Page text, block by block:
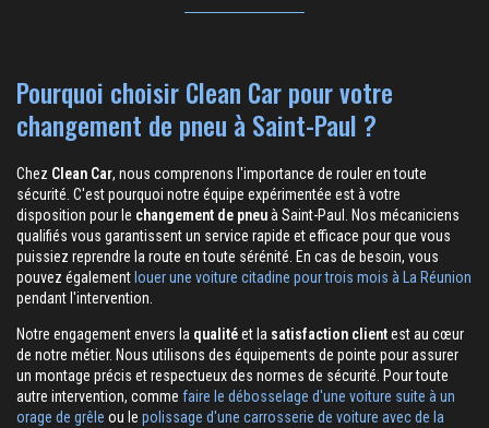
Pourquoi choisir Clean Car pour votre
changement de pneu à Saint-Paul ?
Chez Clean Car, nous comprenons l'importance de rouler en toute
sécurité. C'est pourquoi notre équipe expérimentée est à votre
disposition pour le changement de pneuà Saint-Paul. Nos mécaniciens
qualifiés vous garantissent un service rapide et efficace pour que vous
puissiez reprendre la route en toute sérénité. En cas de besoin, vous
pouvez également louer une voiture citadine pour trois mois à La Réunion
pendant l'intervention.
Notre engagement envers la qualitéet la satisfaction clientest au cœur
de notre métier. Nous utilisons des équipements de pointe pour assurer
un montage précis et respectueux des normes de sécurité. Pour toute
autre intervention, comme faire le débosselage d'une voiture suite à un
orage de grêle ou le polissage d'une carrosserie de voiture avec de la